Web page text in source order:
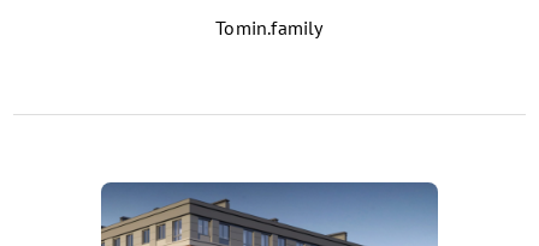
Tomin.family